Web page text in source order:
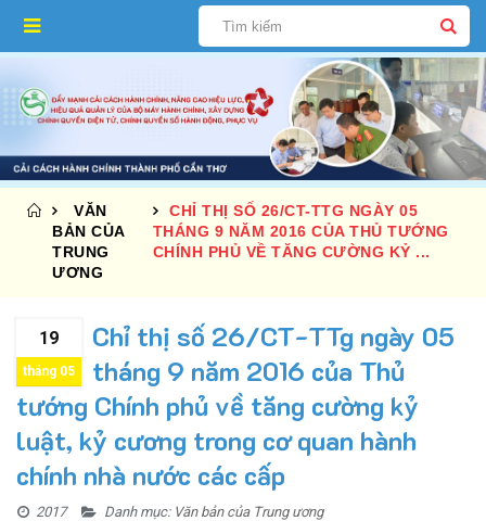
VĂN
BẢN CỦA
TRUNG
ƯƠNG
CHỈ THỊ SỐ 26/CT-TTG NGÀY 05
THÁNG 9 NĂM 2016 CỦA THỦ TƯỚNG
CHÍNH PHỦ VỀ TĂNG CƯỜNG KỶ ...
19
tháng 05
Chỉ thị số 26/CT-TTg ngày 05
tháng 9 năm 2016 của Thủ
tướng Chính phủ về tăng cường kỷ
luật, kỷ cương trong cơ quan hành
chính nhà nước các cấp
2017 Danh mục: Văn bản của Trung ương